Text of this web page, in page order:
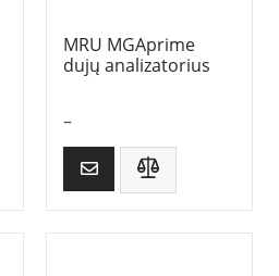
MRU MGAprime
dujų analizatorius
–